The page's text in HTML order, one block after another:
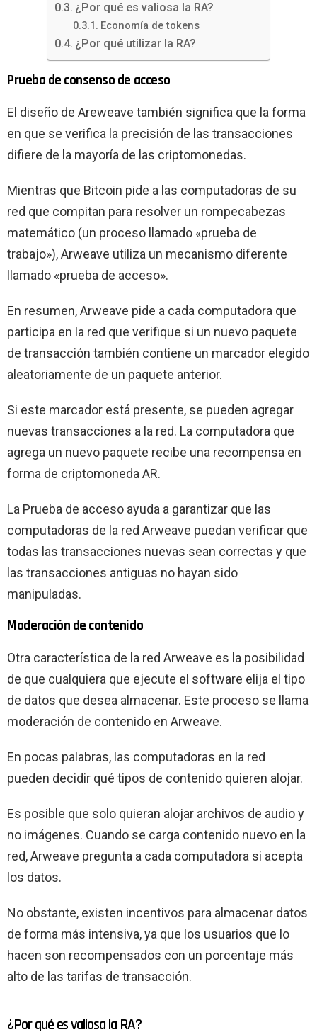
¿Por qué es valiosa la RA?
Economía de tokens
¿Por qué utilizar la RA?
Prueba de consenso de acceso
El diseño de Areweave también significa que la forma
en que se verifica la precisión de las transacciones
difiere de la mayoría de las criptomonedas.
Mientras que Bitcoin pide a las computadoras de su
red que compitan para resolver un rompecabezas
matemático (un proceso llamado «prueba de
trabajo»), Arweave utiliza un mecanismo diferente
llamado «prueba de acceso».
En resumen, Arweave pide a cada computadora que
participa en la red que verifique si un nuevo paquete
de transacción también contiene un marcador elegido
aleatoriamente de un paquete anterior.
Si este marcador está presente, se pueden agregar
nuevas transacciones a la red. La computadora que
agrega un nuevo paquete recibe una recompensa en
forma de criptomoneda AR.
La Prueba de acceso ayuda a garantizar que las
computadoras de la red Arweave puedan verificar que
todas las transacciones nuevas sean correctas y que
las transacciones antiguas no hayan sido
manipuladas.
Moderación de contenido
Otra característica de la red Arweave es la posibilidad
de que cualquiera que ejecute el software elija el tipo
de datos que desea almacenar. Este proceso se llama
moderación de contenido en Arweave.
En pocas palabras, las computadoras en la red
pueden decidir qué tipos de contenido quieren alojar.
Es posible que solo quieran alojar archivos de audio y
no imágenes. Cuando se carga contenido nuevo en la
red, Arweave pregunta a cada computadora si acepta
los datos.
No obstante, existen incentivos para almacenar datos
de forma más intensiva, ya que los usuarios que lo
hacen son recompensados ​​con un porcentaje más
alto de las tarifas de transacción.
¿Por qué es valiosa la RA?